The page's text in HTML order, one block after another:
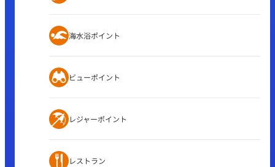
海水浴ポイント
ビューポイント
レジャーポイント
レストラン